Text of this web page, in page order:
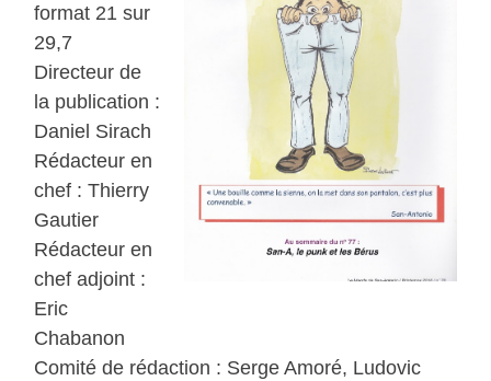
format 21 sur
29,7
Directeur de
la publication :
Daniel Sirach
Rédacteur en
chef : Thierry
Gautier
Rédacteur en
chef adjoint :
Eric
Chabanon
Comité de rédaction : Serge Amoré, Ludovic